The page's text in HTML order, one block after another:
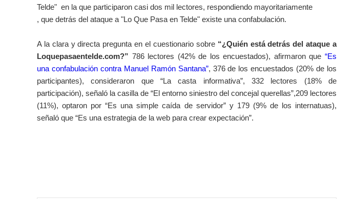
Telde" en la que participaron casi dos mil lectores, respondiendo mayoritariamente
, que detrás del ataque a "Lo Que Pasa en Telde" existe una confabulación.
A la clara y directa pregunta en el cuestionario sobre “¿Quién está detrás del ataque a
Loquepasaentelde.com?” 786 lectores (42% de los encuestados), afirmaron que“Es
una confabulación contra Manuel Ramón Santana”, 376 de los encuestados (20% de los
participantes), consideraron que “La casta informativa”, 332 lectores (18% de
participación), señaló la casilla de “El entorno siniestro del concejal querellas”,209 lectores
(11%), optaron por “Es una simple caída de servidor” y 179 (9% de los internatuas),
señaló que “Es una estrategia de la web para crear expectación”.